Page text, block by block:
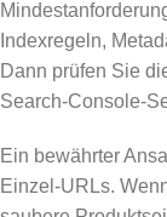
Indexregeln,
Dann prüfen Sie
Search-Console-
Ein bewährter
Einzel-URLs.